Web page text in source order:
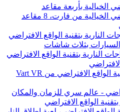
الخيالية بأربعة مقاعد
من فارت، 8 مقاعد
النارية بتقنية الواقع الافتراضي
بثلاث شاشات
النارية بتقنية الواقع الافتراضي
جهاز إطلاق نار بتقنية الواقع الافتراضي من Vart VR
- عالم سري للزمان والمكان
الواقع الافتراضي